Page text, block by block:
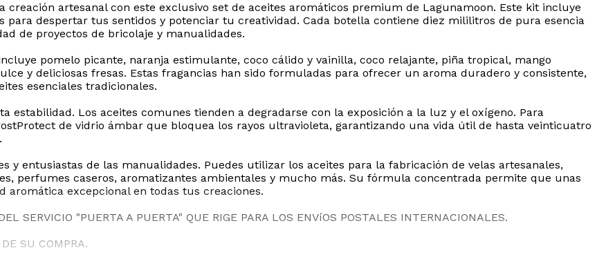
artesanal con este exclusivo set de aceites aromáticos premium de Lagunamoon. Este kit incluye
para despertar tus sentidos y potenciar tu creatividad. Cada botella contiene diez mililitros de pura esencia
de proyectos de bricolaje y manualidades.
pomelo picante, naranja estimulante, coco cálido y vainilla, coco relajante, piña tropical, mango
y deliciosas fresas. Estas fragancias han sido formuladas para ofrecer un aroma duradero y consistente,
esenciales tradicionales.
estabilidad. Los aceites comunes tienden a degradarse con la exposición a la luz y el oxígeno. Para
de vidrio ámbar que bloquea los rayos ultravioleta, garantizando una vida útil de hasta veinticuatro
y entusiastas de las manualidades. Puedes utilizar los aceites para la fabricación de velas artesanales,
perfumes caseros, aromatizantes ambientales y mucho más. Su fórmula concentrada permite que unas
aromática excepcional en todas tus creaciones.
SERVICIO "PUERTA A PUERTA" QUE RIGE PARA LOS ENVíOS POSTALES INTERNACIONALES.
SU COMPRA.